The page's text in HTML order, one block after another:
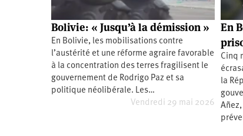
Automobile
Aéronautique
Commerce
Hôpitaux
Oppressions
Antiracisme
Féminisme
LGBTI
Économie
Écologie
Éducation
Santé
Continents
Afrique
Amérique
Nord
Amérique
latine
Bolivie: « Jusqu’à la démission »
En Bolivie, les mobilisations contre
l’austérité et une réforme agraire favorable
à la concentration des terres fragilisent le
gouvernement de Rodrigo Paz et sa
politique néolibérale. Les…
Vendredi 29 mai 2026
En
Cinq
la